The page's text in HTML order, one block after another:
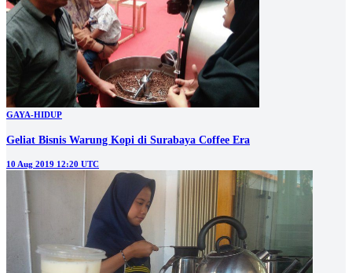
GAYA-HIDUP
Geliat Bisnis Warung Kopi di Surabaya Coffee Era
10 Aug 2019 12:20 UTC